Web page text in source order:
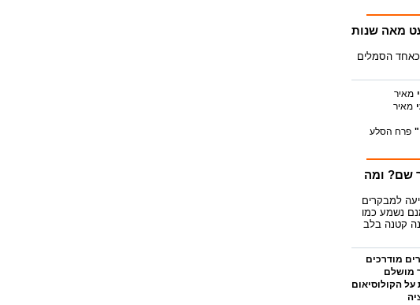
מאה שנות
כאחד הסמלים
מאיר
מאיר
פרח הסלע
שם? ומה
למבקרים
נשמע כמו
קטנה בלב
מודרכים
מושלם